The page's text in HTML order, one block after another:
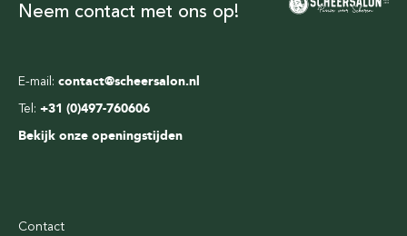
E-mail: contact@scheersalon.nl
Tel: +31 (0)497-760606
Bekijk onze openingstijden
Neem contact met ons op!
Contact